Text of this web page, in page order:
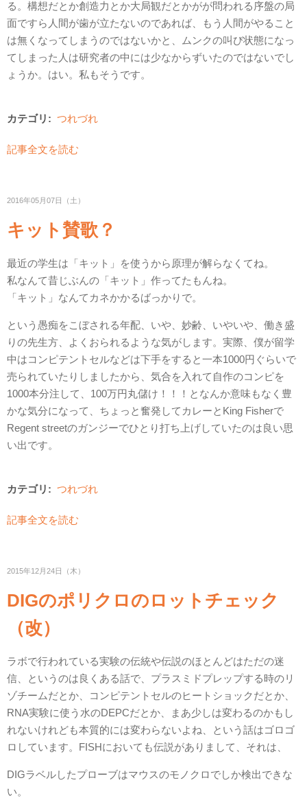
る。構想だとか創造力とか大局観だとかがが問われる序盤の局
面ですら人間が歯が立たないのであれば、もう人間がやること
は無くなってしまうのではないかと、ムンクの叫び状態になっ
てしまった人は研究者の中には少なからずいたのではないでし
ょうか。はい。私もそうです。
カテゴリ: つれづれ
記事全文を読む
2016年05月07日（土）
キット賛歌？
最近の学生は「キット」を使うから原理が解らなくてね。
私なんて昔じぶんの「キット」作ってたもんね。
「キット」なんてカネかかるばっかりで。
という愚痴をこぼされる年配、いや、妙齢、いやいや、働き盛
りの先生方、よくおられるような気がします。実際、僕が留学
中はコンピテントセルなどは下手をすると一本1000円ぐらいで
売られていたりしましたから、気合を入れて自作のコンピを
1000本分注して、100万円丸儲け！！！となんか意味もなく豊
かな気分になって、ちょっと奮発してカレーとKing Fisherで
Regent streetのガンジーでひとり打ち上げしていたのは良い思
い出です。
カテゴリ: つれづれ
記事全文を読む
2015年12月24日（木）
DIGのポリクロのロットチェック
（改）
ラボで行われている実験の伝統や伝説のほとんどはただの迷
信、というのは良くある話で、プラスミドプレップする時のリ
ゾチームだとか、コンピテントセルのヒートショックだとか、
RNA実験に使う水のDEPCだとか、まあ少しは変わるのかもし
れないけれども本質的には変わらないよね、という話はゴロゴ
ロしています。FISHにおいても伝説がありまして、それは、
DIGラベルしたプローブはマウスのモノクロでしか検出できな
い。